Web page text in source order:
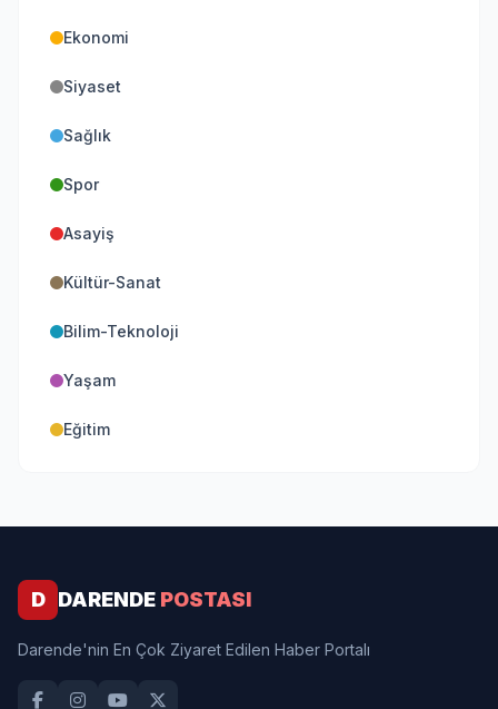
Ekonomi
Siyaset
Sağlık
Spor
Asayiş
Kültür-Sanat
Bilim-Teknoloji
Yaşam
Eğitim
D DARENDE POSTASI
Darende'nin En Çok Ziyaret Edilen Haber Portalı